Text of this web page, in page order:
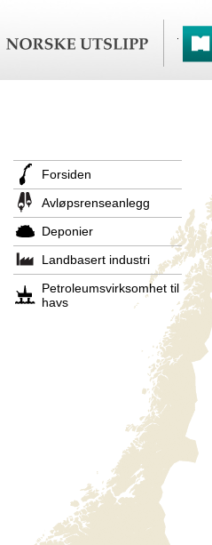
Forsiden
Avløpsrenseanlegg
Deponier
Landbasert industri
Petroleumsvirksomhet til
havs